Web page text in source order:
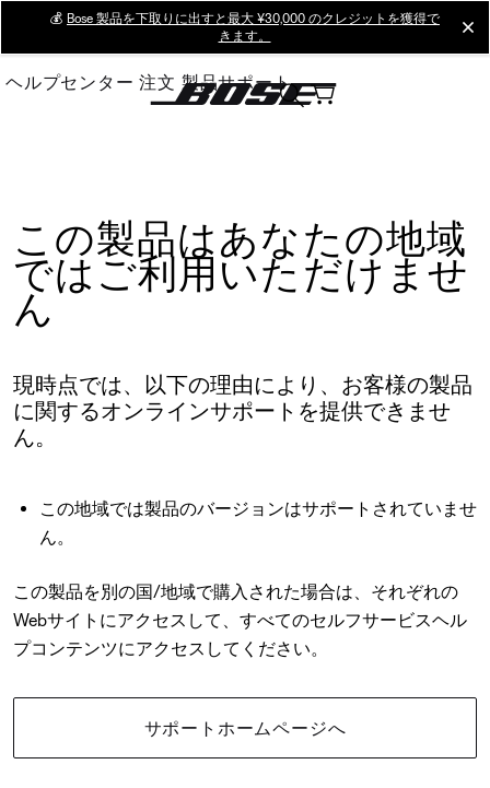
Main
💰 Bose 製品を下取りに出すと最大 ¥30,000 のクレジットを獲得で
きます。
ヘルプセンター 注文 製品サポート
この製品はあなたの地域
ではご利用いただけませ
ん
現時点では、以下の理由により、お客様の製品
に関するオンラインサポートを提供できませ
ん。
この地域では製品のバージョンはサポートされていませ
ん。
この製品を別の国/地域で購入された場合は、それぞれの
Webサイトにアクセスして、すべてのセルフサービスヘル
プコンテンツにアクセスしてください。
サポートホームページへ